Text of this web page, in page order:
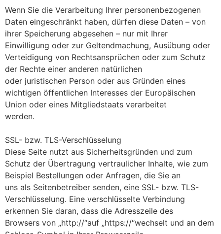
Wenn Sie die Verarbeitung Ihrer personenbezogenen
Daten eingeschränkt haben, dürfen diese Daten – von
ihrer Speicherung abgesehen – nur mit Ihrer
Einwilligung oder zur Geltendmachung, Ausübung oder
Verteidigung von Rechtsansprüchen oder zum Schutz
der Rechte einer anderen natürlichen
oder juristischen Person oder aus Gründen eines
wichtigen öffentlichen Interesses der Europäischen
Union oder eines Mitgliedstaats verarbeitet
werden.
SSL- bzw. TLS-Verschlüsselung
Diese Seite nutzt aus Sicherheitsgründen und zum
Schutz der Übertragung vertraulicher Inhalte, wie zum
Beispiel Bestellungen oder Anfragen, die Sie an
uns als Seitenbetreiber senden, eine SSL- bzw. TLS-
Verschlüsselung. Eine verschlüsselte Verbindung
erkennen Sie daran, dass die Adresszeile des
Browsers von „http://“auf „https://“wechselt und an dem